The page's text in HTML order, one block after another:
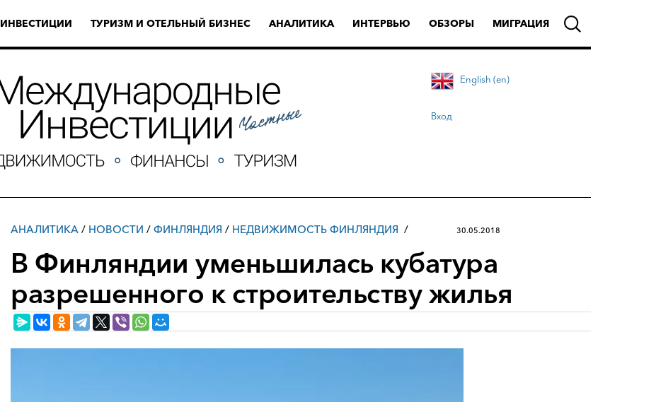
ИНВЕСТИЦИИ ТУРИЗМ И ОТЕЛЬНЫЙ БИЗНЕС АНАЛИТИКА ИНТЕРВЬЮ ОБЗОРЫ МИГРАЦИЯ
English (en)
Вход
АНАЛИТИКА / НОВОСТИ / ФИНЛЯНДИЯ / НЕДВИЖИМОСТЬ ФИНЛЯНДИЯ 30.05.2018
В Финляндии уменьшилась кубатура
разрешенного к строительству жилья